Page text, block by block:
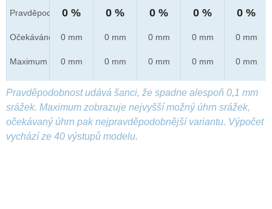
Pravděpod.
Očekáváno
Maximum
0 %
0 mm
0 mm
0 %
0 mm
0 mm
0 %
0 mm
0 mm
0 %
0 mm
0 mm
0 %
0 mm
0 mm
Pravděpodobnost udává šanci, že spadne alespoň 0,1 mm
srážek. Maximum zobrazuje nejvyšší možný úhrn srážek,
očekávaný úhrn pak nejpravděpodobnější variantu. Výpočet
vychází ze 40 výstupů modelu.